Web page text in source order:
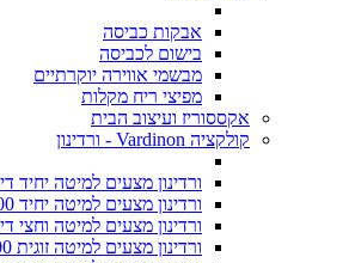
אבקות כביסה
בישום לכביסה
מבשמי אווירה יוקרתיים
מפיצי ריח מקלות
אקססוריז ועיצוב הבית
קולקציה Vardinon - ורדינון
ורדינון מצעים למיטה יחיד דיסני
ורדינון מצעים למיטה יחיד 90/200
ורדינון מצעים למיטה וחצי דיסני
ורדינון מצעים למיטה זוגית 160/200